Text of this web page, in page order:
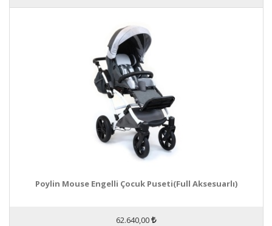
Poylin Mouse Engelli Çocuk Puseti(Full Aksesuarlı)
62.640,00